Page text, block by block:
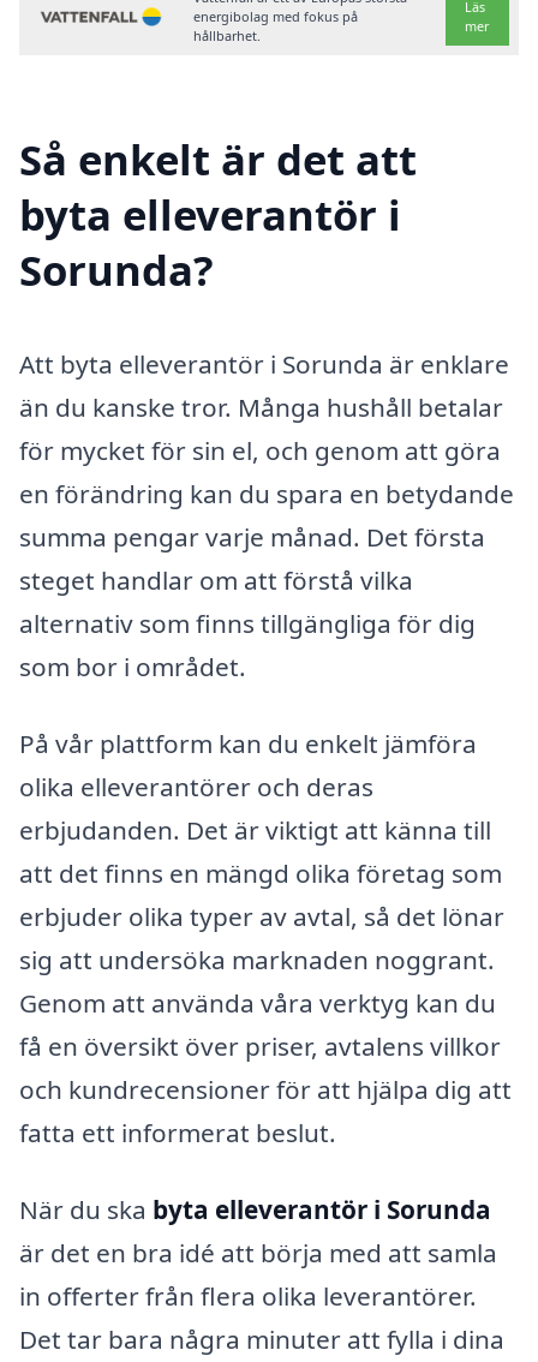
energibolag med fokus på
hållbarhet.
Läs
mer
Så enkelt är det att
byta elleverantör i
Sorunda?
Att byta elleverantör i Sorunda är enklare
än du kanske tror. Många hushåll betalar
för mycket för sin el, och genom att göra
en förändring kan du spara en betydande
summa pengar varje månad. Det första
steget handlar om att förstå vilka
alternativ som finns tillgängliga för dig
som bor i området.
På vår plattform kan du enkelt jämföra
olika elleverantörer och deras
erbjudanden. Det är viktigt att känna till
att det finns en mängd olika företag som
erbjuder olika typer av avtal, så det lönar
sig att undersöka marknaden noggrant.
Genom att använda våra verktyg kan du
få en översikt över priser, avtalens villkor
och kundrecensioner för att hjälpa dig att
fatta ett informerat beslut.
När du ska byta elleverantör i Sorunda
är det en bra idé att börja med att samla
in offerter från flera olika leverantörer.
Det tar bara några minuter att fylla i dina